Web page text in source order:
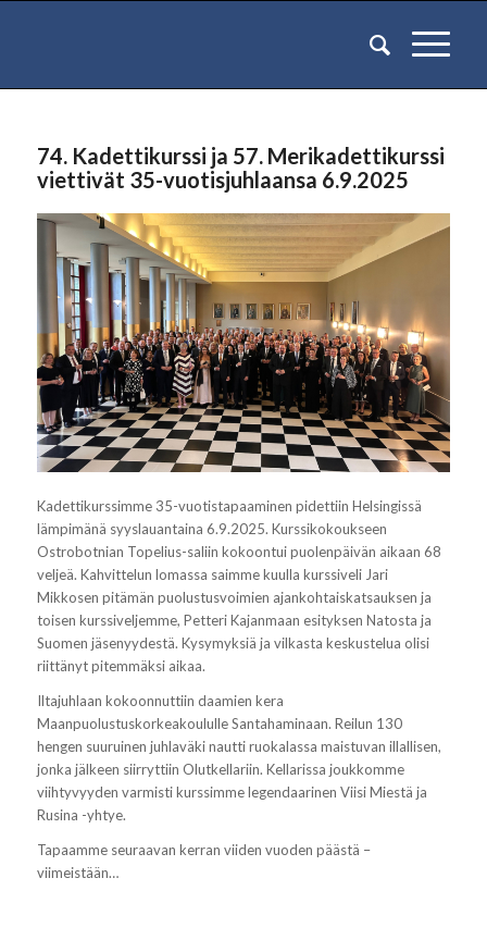
74. Kadettikurssi ja 57. Merikadettikurssi
viettivät 35-vuotisjuhlaansa 6.9.2025
Kadettikurssimme 35-vuotistapaaminen pidettiin Helsingissä
lämpimänä syyslauantaina 6.9.2025. Kurssikokoukseen
Ostrobotnian Topelius-saliin kokoontui puolenpäivän aikaan 68
veljeä. Kahvittelun lomassa saimme kuulla kurssiveli Jari
Mikkosen pitämän puolustusvoimien ajankohtaiskatsauksen ja
toisen kurssiveljemme, Petteri Kajanmaan esityksen Natosta ja
Suomen jäsenyydestä. Kysymyksiä ja vilkasta keskustelua olisi
riittänyt pitemmäksi aikaa.
Iltajuhlaan kokoonnuttiin daamien kera
Maanpuolustuskorkeakoululle Santahaminaan. Reilun 130
hengen suuruinen juhlaväki nautti ruokalassa maistuvan illallisen,
jonka jälkeen siirryttiin Olutkellariin. Kellarissa joukkomme
viihtyvyyden varmisti kurssimme legendaarinen Viisi Miestä ja
Rusina -yhtye.
Tapaamme seuraavan kerran viiden vuoden päästä –
viimeistään…